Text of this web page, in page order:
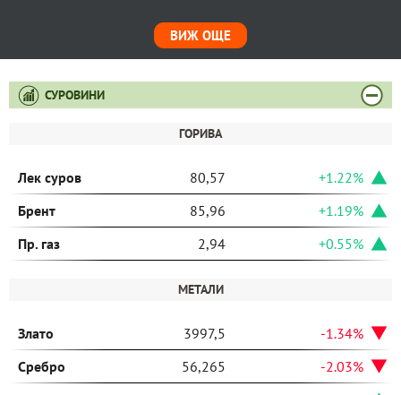
ВИЖ ОЩЕ
СУРОВИНИ
ГОРИВА
Лек суров 80,57
+1.22%
Брент
85,96
+1.19%
Пр. газ
2,94 +0.55%
МЕТАЛИ
Злато 3997,5
-1.34%
Сребро
56,265
-2.03%